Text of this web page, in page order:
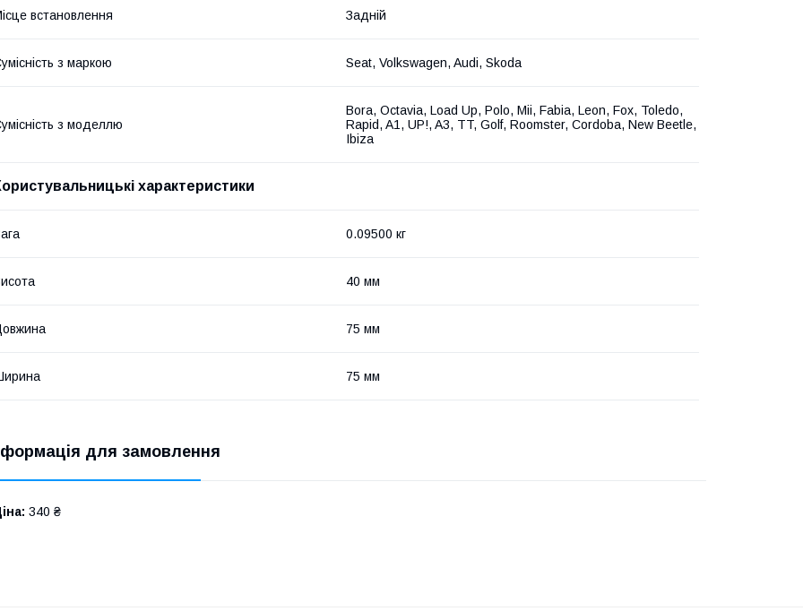
встановлення Задній
з маркою Seat, Volkswagen, Audi, Skoda
з моделлю
Bora, Octavia, Load Up, Polo, Mii, Fabia, Leon, Fox, Toledo,
Rapid, A1, UP!, A3, TT, Golf, Roomster, Cordoba, New Beetle,
Ibiza
характеристики
0.09500 кг
40 мм
75 мм
75 мм
для замовлення
340 ₴